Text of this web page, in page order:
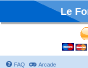
Le
FAQ Arcade